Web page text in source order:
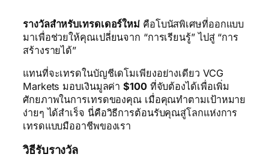
รางวัลสำหรับเทรดเดอร์ใหม่ คือโบนัสพิเศษที่ออกแบบ
มาเพื่อช่วยให้คุณเปลี่ยนจาก “การเรียนรู้” ไปสู่ “การ
สร้างรายได้”
แทนที่จะเทรดในบัญชีเดโมเพียงอย่างเดียว VCG
Markets มอบเงินมูลค่า$100ที่จับต้องได้เพื่อเพิ่ม
ศักยภาพในการเทรดของคุณ เมื่อคุณทำตามเป้าหมาย
ง่ายๆ ได้สำเร็จ นี่คือวิธีการต้อนรับคุณสู่โลกแห่งการ
เทรดแบบมืออาชีพของเรา
วิธีรับรางวัล